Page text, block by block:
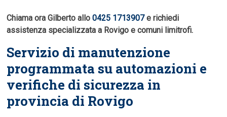
Chiama ora Gilberto allo0425 1713907e richiedi
assistenza specializzata a Rovigo e comuni limitrofi.
Servizio di manutenzione
programmata su automazioni e
verifiche di sicurezza in
provincia di Rovigo